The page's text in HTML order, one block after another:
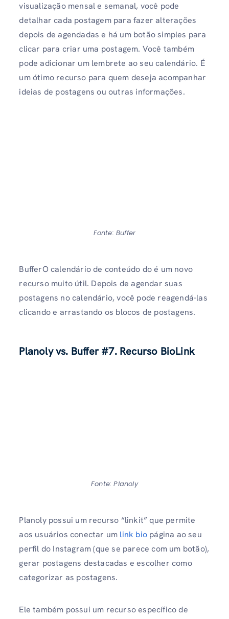
visualização mensal e semanal, você pode
detalhar cada postagem para fazer alterações
depois de agendadas e há um botão simples para
clicar para criar uma postagem. Você também
pode adicionar um lembrete ao seu calendário. É
um ótimo recurso para quem deseja acompanhar
ideias de postagens ou outras informações.
Fonte: Buffer
BufferO calendário de conteúdo do é um novo
recurso muito útil. Depois de agendar suas
postagens no calendário, você pode reagendá-las
clicando e arrastando os blocos de postagens.
Planoly vs. Buffer#7. Recurso BioLink
Fonte: Planoly
Planoly possui um recurso “linkit” que permite
aos usuários conectar um link bio página ao seu
perfil do Instagram (que se parece com um botão),
gerar postagens destacadas e escolher como
categorizar as postagens.
Ele também possui um recurso específico de